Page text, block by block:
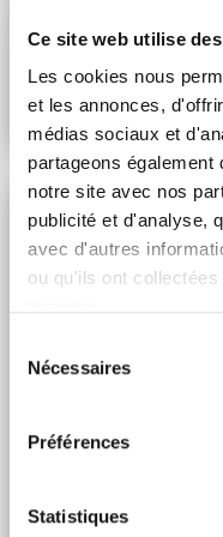
Ce site web utilise
Les cookies nous
et les annonces,
médias sociaux et
partageons
notre site avec nos
publicité et d'analyse,
avec d'autres
ou qu'ils ont
Nécessaires
Préférences
Statistiques
Le Livret et
contrer l'inflation et
Lire l'article
Investissement